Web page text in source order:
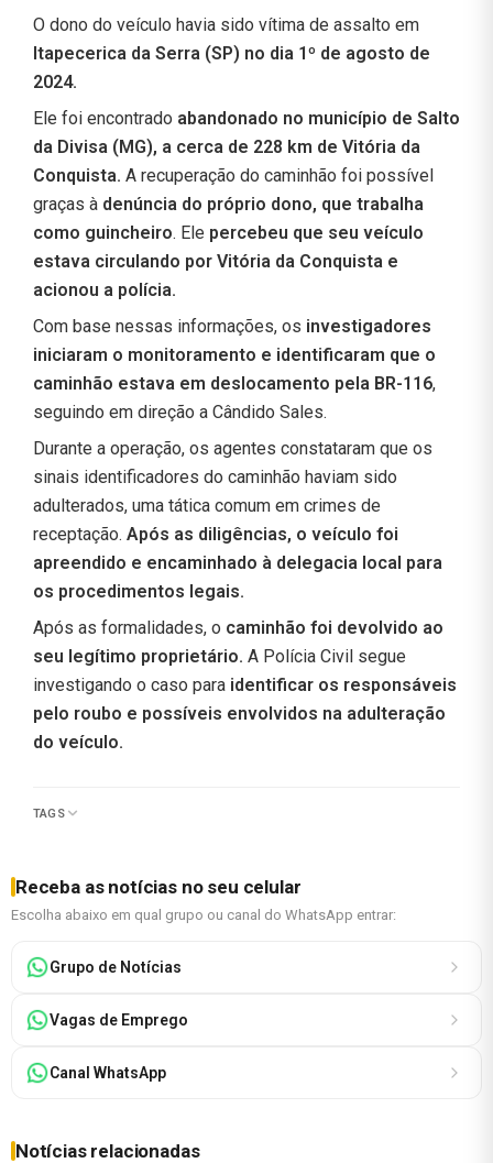
O dono do veículo havia sido vítima de assalto em
Itapecerica da Serra (SP) no dia 1º de agosto de
2024.
Ele foi encontrado abandonado no município de Salto
da Divisa (MG), a cerca de 228 km de Vitória da
Conquista. A recuperação do caminhão foi possível
graças à denúncia do próprio dono, que trabalha
como guincheiro. Ele percebeu que seu veículo
estava circulando por Vitória da Conquista e
acionou a polícia.
Com base nessas informações, os investigadores
iniciaram o monitoramento e identificaram que o
caminhão estava em deslocamento pela BR-116,
seguindo em direção a Cândido Sales.
Durante a operação, os agentes constataram que os
sinais identificadores do caminhão haviam sido
adulterados, uma tática comum em crimes de
receptação. Após as diligências, o veículo foi
apreendido e encaminhado à delegacia local para
os procedimentos legais.
Após as formalidades, o caminhão foi devolvido ao
seu legítimo proprietário. A Polícia Civil segue
investigando o caso para identificar os responsáveis
pelo roubo e possíveis envolvidos na adulteração
do veículo.
TAGS
Receba as notícias no seu celular
Escolha abaixo em qual grupo ou canal do WhatsApp entrar:
Grupo de Notícias
Vagas de Emprego
Canal WhatsApp
Notícias relacionadas